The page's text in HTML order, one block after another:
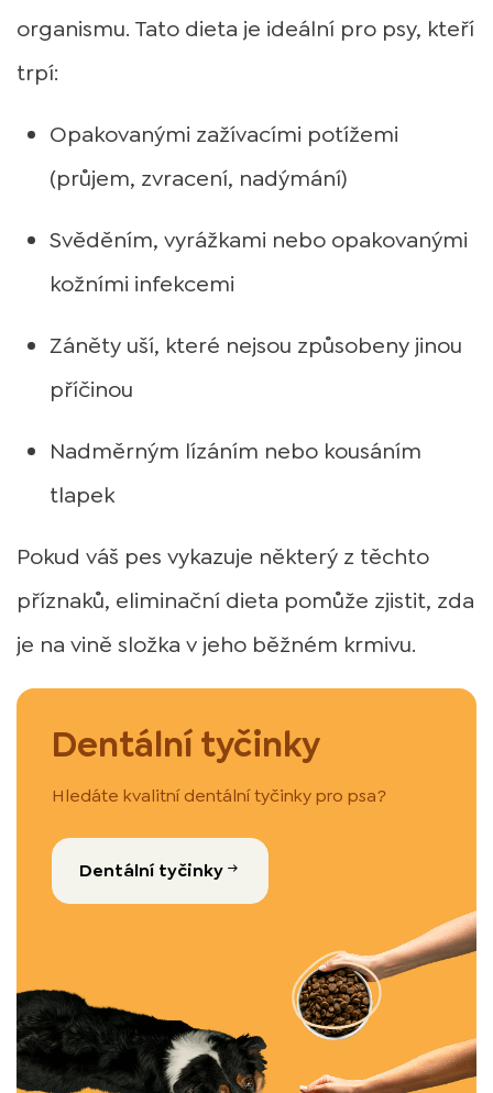
organismu. Tato dieta je ideální pro psy, kteří
trpí:
Opakovanými zažívacími potížemi
(průjem, zvracení, nadýmání)
Svěděním, vyrážkami nebo opakovanými
kožními infekcemi
Záněty uší, které nejsou způsobeny jinou
příčinou
Nadměrným lízáním nebo kousáním
tlapek
Pokud váš pes vykazuje některý z těchto
příznaků, eliminační dieta pomůže zjistit, zda
je na vině složka v jeho běžném krmivu.
Dentální tyčinky
Hledáte kvalitní dentální tyčinky pro psa?
Dentální tyčinky